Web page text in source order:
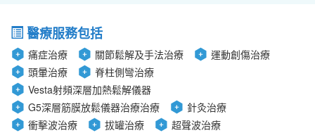
醫療服務包括
痛症治療 關節鬆解及手法治療
運動創傷治療
頭暈治療
脊柱側彎治療
Vesta射頻深層加熱鬆解儀器
G5深層筋膜放鬆儀器治療治療
針灸治療
衝擊波治療
拔罐治療
超聲波治療